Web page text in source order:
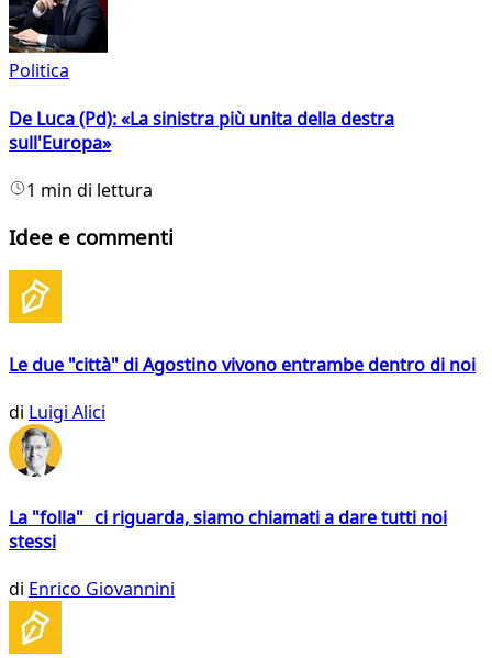
Politica
De Luca (Pd): «La sinistra più unita della destra
sull'Europa»
1 min di lettura
Idee e commenti
Le due "città" di Agostino vivono entrambe dentro di noi
di Luigi Alici
La "folla" ci riguarda, siamo chiamati a dare tutti noi
stessi
di Enrico Giovannini